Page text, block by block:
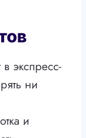
экспресс-
ни
и